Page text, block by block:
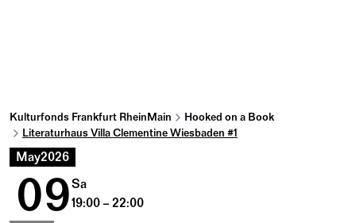
Kulturfonds Frankfurt RheinMain
Hooked on a Book
Literaturhaus Villa Clementine Wiesbaden #1
May2026
09Sa
19:00 – 22:00